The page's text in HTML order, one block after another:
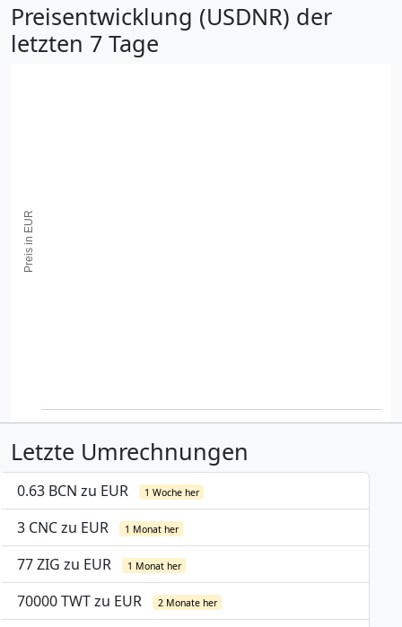
Preisentwicklung (USDNR) der
letzten 7 Tage
Preis in EUR
Letzte Umrechnungen
0.63 BCN zu EUR 1 Woche her
3 CNC zu EUR 1 Monat her
77 ZIG zu EUR 1 Monat her
70000 TWT zu EUR 2 Monate her